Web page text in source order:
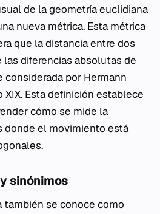
de la geometría euclidiana
nueva métrica. Esta métrica
que la distancia entre dos
las diferencias absolutas de
considerada por Hermann
Esta definición establece
cómo se mide la
donde el movimiento está
sinónimos
también se conoce como